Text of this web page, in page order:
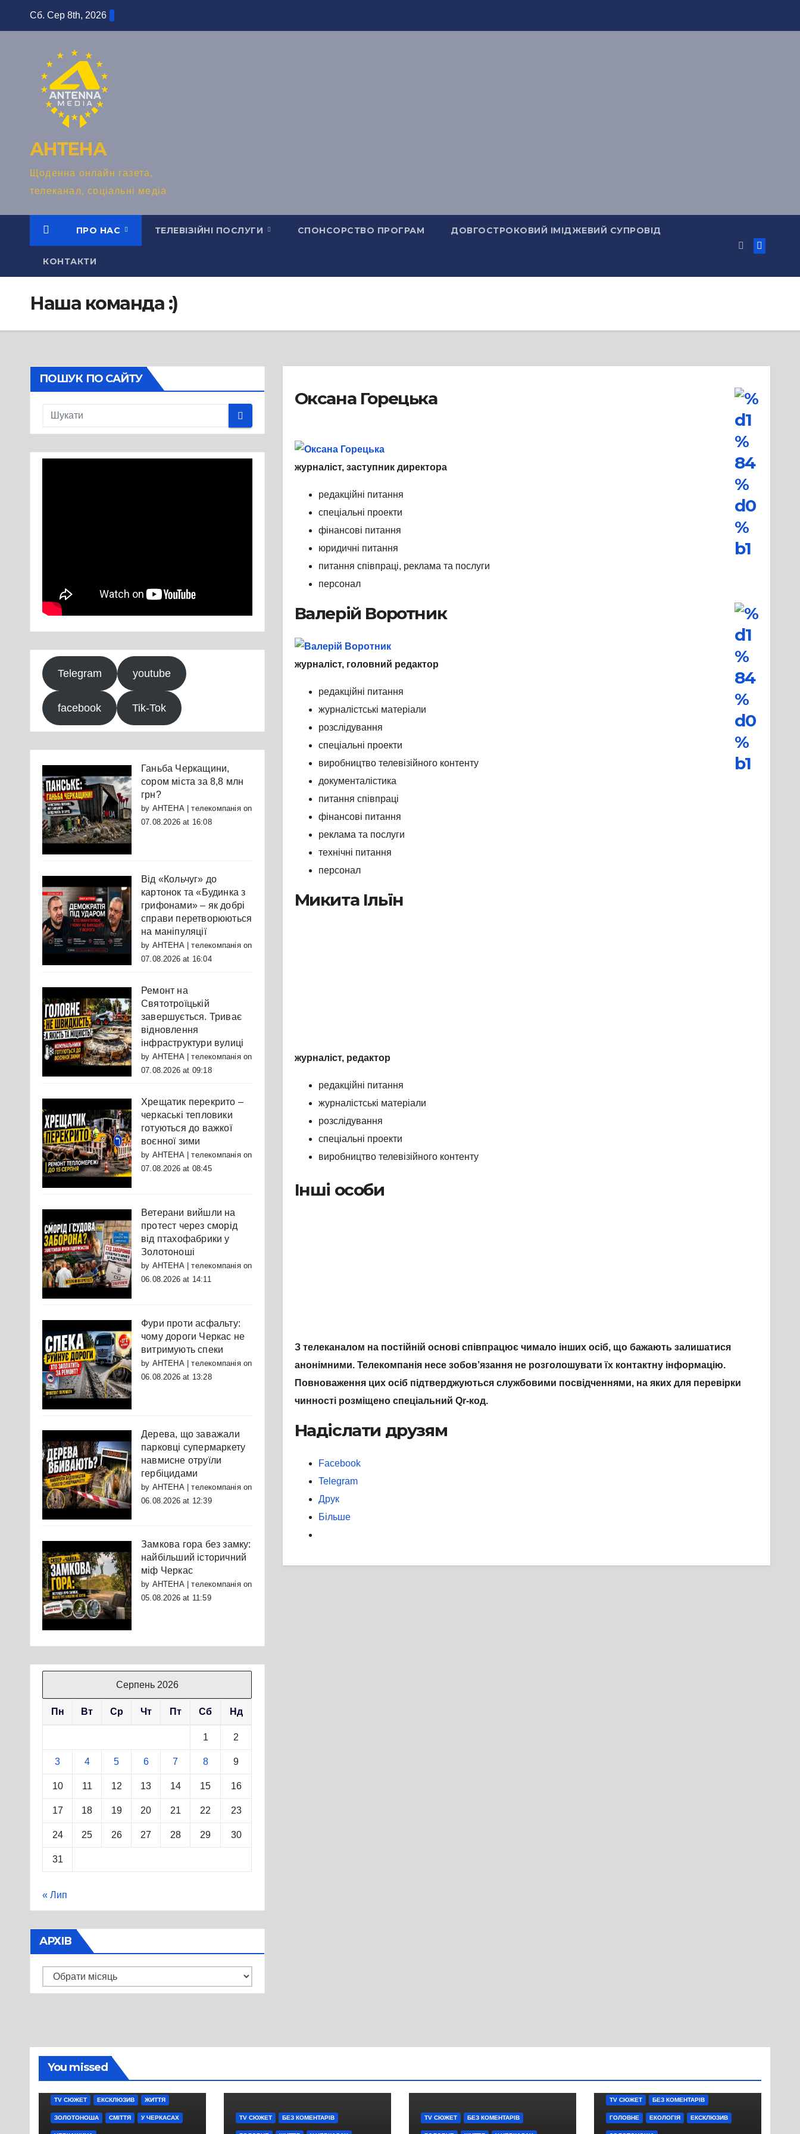
Сб. Сер 8th, 2026
АНТЕНА
Щоденна онлайн газета,
телеканал, соціальні медіа
ПРО НАС ТЕЛЕВІЗІЙНІ ПОСЛУГИ СПОНСОРСТВО ПРОГРАМ ДОВГОСТРОКОВИЙ ІМІДЖЕВИЙ СУПРОВІД
КОНТАКТИ
Наша команда :)
ПОШУК ПО САЙТУ
Telegram youtube
facebook Tik-Tok
Ганьба Черкащини,
сором міста за 8,8 млн
грн?
by АНТЕНА | телекомпаніяon
07.08.2026 at 16:08
Від «Кольчуг» до
картонок та «Будинка з
грифонами» – як добрі
справи перетворюються
на маніпуляції
by АНТЕНА | телекомпаніяon
07.08.2026 at 16:04
Ремонт на
Святотроїцькій
завершується. Триває
відновлення
інфраструктури вулиці
by АНТЕНА | телекомпаніяon
07.08.2026 at 09:18
Хрещатик перекрито –
черкаські тепловики
готуються до важкої
воєнної зими
by АНТЕНА | телекомпаніяon
07.08.2026 at 08:45
Ветерани вийшли на
протест через сморід
від птахофабрики у
Золотоноші
by АНТЕНА | телекомпаніяon
06.08.2026 at 14:11
Фури проти асфальту:
чому дороги Черкас не
витримують спеки
by АНТЕНА | телекомпаніяon
06.08.2026 at 13:28
Дерева, що заважали
парковці супермаркету
навмисне отруїли
гербіцидами
by АНТЕНА | телекомпаніяon
06.08.2026 at 12:39
Замкова гора без замку:
найбільший історичний
міф Черкас
by АНТЕНА | телекомпаніяon
05.08.2026 at 11:59
Серпень 2026
Пн Вт Ср Чт Пт Сб Нд
1 2
3 4 5 6 7 8 9
10 11 12 13 14 15 16
17 18 19 20 21 22 23
24 25 26 27 28 29 30
31
« Лип
АРХІВ
Архів
Оксана Горецька
журналіст, заступник директора
редакційні питання
спеціальні проекти
фінансові питання
юридичні питання
питання співпраці, реклама та послуги
персонал
Валерій Воротник
журналіст, головний редактор
редакційні питання
журналістські матеріали
розслідування
спеціальні проекти
виробництво телевізійного контенту
документалістика
питання співпраці
фінансові питання
реклама та послуги
технічні питання
персонал
Микита Ільїн
журналіст, редактор
редакційні питання
журналістські матеріали
розслідування
спеціальні проекти
виробництво телевізійного контенту
Інші особи
З телеканалом на постійній основі співпрацює чимало інших осіб, що бажають залишатися
анонімними. Телекомпанія несе зобов’язання не розголошувати їх контактну інформацію.
Повноваження цих осіб підтверджуються службовими посвідченнями, на яких для перевірки
чинності розміщено спеціальний Qr-код.
Надіслати друзям
Facebook
Telegram
Друк
Більше
You missed
TV СЮЖЕТ ЕКСКЛЮЗИВ ЖИТТЯ
ЗОЛОТОНОША СМІТТЯ У ЧЕРКАСАХ TV СЮЖЕТ БЕЗ КОМЕНТАРІВ TV СЮЖЕТ БЕЗ КОМЕНТАРІВ
TV СЮЖЕТ БЕЗ КОМЕНТАРІВ
ГОЛОВНЕ ЕКОЛОГІЯ ЕКСКЛЮЗИВ